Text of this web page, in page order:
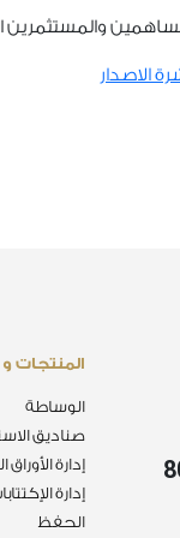
والمستثمرين
الاصدار
المنتجات
الوساطة
صناديق
إدارة الأوراق
إدارة
الحفظ